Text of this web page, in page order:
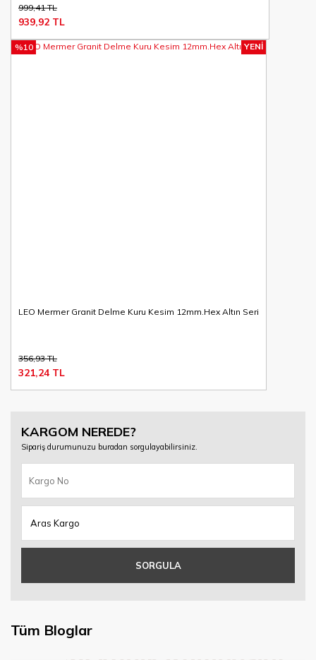
999,41 TL
939,92 TL
YENİ
LEO Mermer Granit Delme Kuru Kesim 12mm.Hex Altın Seri
%10
356,93 TL
321,24 TL
KARGOM NEREDE?
Sipariş durumunuzu buradan sorgulayabilirsiniz.
SORGULA
Tüm Bloglar